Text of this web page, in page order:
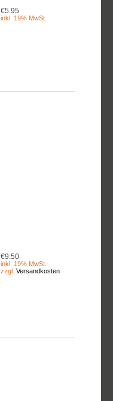
€5.95
inkl. 19% MwSt.
€9.50
inkl. 19% MwSt.
zzgl. Versandkosten